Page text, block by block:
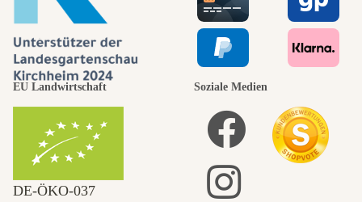
EU Landwirtschaft
DE‑ÖKO‑037
Soziale Medien